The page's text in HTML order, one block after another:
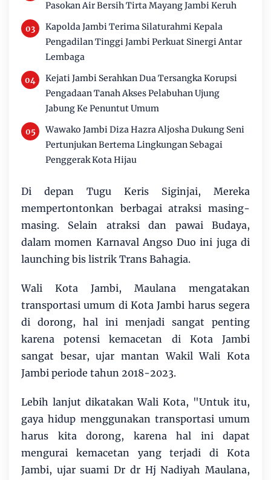
Pasokan Air Bersih Tirta Mayang Jambi Keruh
Kapolda Jambi Terima Silaturahmi Kepala
Pengadilan Tinggi Jambi Perkuat Sinergi Antar
Lembaga
Kejati Jambi Serahkan Dua Tersangka Korupsi
Pengadaan Tanah Akses Pelabuhan Ujung
Jabung Ke Penuntut Umum
Wawako Jambi Diza Hazra Aljosha Dukung Seni
Pertunjukan Bertema Lingkungan Sebagai
Penggerak Kota Hijau
Di depan Tugu Keris Siginjai, Mereka
mempertontonkan berbagai atraksi masing-
masing. Selain atraksi dan pawai Budaya,
dalam momen Karnaval Angso Duo ini juga di
launching bis listrik Trans Bahagia.
Wali Kota Jambi, Maulana mengatakan
transportasi umum di Kota Jambi harus segera
di dorong, hal ini menjadi sangat penting
karena potensi kemacetan di Kota Jambi
sangat besar, ujar mantan Wakil Wali Kota
Jambi periode tahun 2018-2023.
Lebih lanjut dikatakan Wali Kota, "Untuk itu,
gaya hidup menggunakan transportasi umum
harus kita dorong, karena hal ini dapat
mengurai kemacetan yang terjadi di Kota
Jambi, ujar suami Dr dr Hj Nadiyah Maulana,